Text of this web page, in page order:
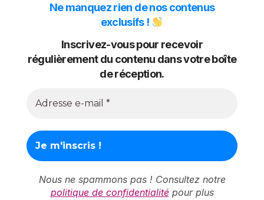
Ne manquez rien de nos contenus
exclusifs !
Inscrivez-vous pour recevoir
régulièrement du contenu dans votre boîte
de réception.
Nous ne spammons pas ! Consultez notre
politique de confidentialitépour plus